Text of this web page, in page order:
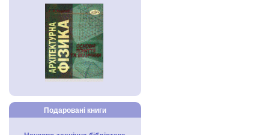
Подаровані книги